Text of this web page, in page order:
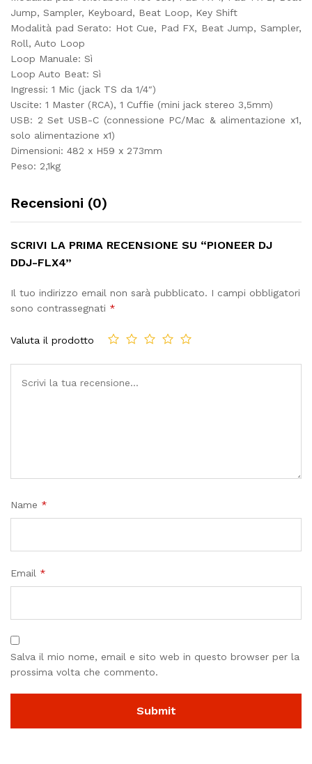
Jump, Sampler, Keyboard, Beat Loop, Key Shift
Modalità pad Serato: Hot Cue, Pad FX, Beat Jump, Sampler,
Roll, Auto Loop
Loop Manuale: Sì
Loop Auto Beat: Sì
Ingressi: 1 Mic (jack TS da 1/4″)
Uscite: 1 Master (RCA), 1 Cuffie (mini jack stereo 3,5mm)
USB: 2 Set USB-C (connessione PC/Mac & alimentazione x1,
solo alimentazione x1)
Dimensioni: 482 x H59 x 273mm
Peso: 2,1kg
Recensioni (0)
SCRIVI LA PRIMA RECENSIONE SU “PIONEER DJ
DDJ-FLX4”
Il tuo indirizzo email non sarà pubblicato. I campi obbligatori
sono contrassegnati *
Valuta il prodotto
Name *
Email *
Salva il mio nome, email e sito web in questo browser per la
prossima volta che commento.